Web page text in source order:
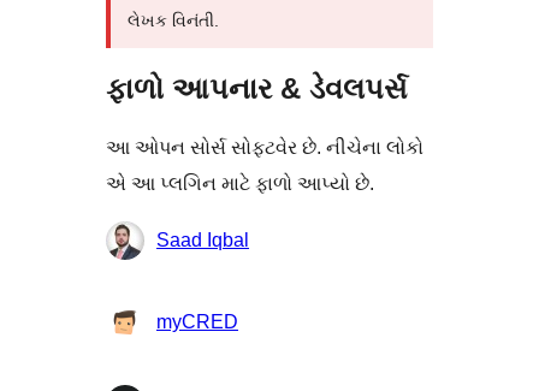
લેખક વિનંતી.
ફાળો આપનાર & ડેવલપર્સ
આ ઓપન સોર્સ સોફ્ટવેર છે. નીચેના લોકો
એ આ પ્લગિન માટે ફાળો આપ્યો છે.
ફાળો
Saad Iqbal
myCRED